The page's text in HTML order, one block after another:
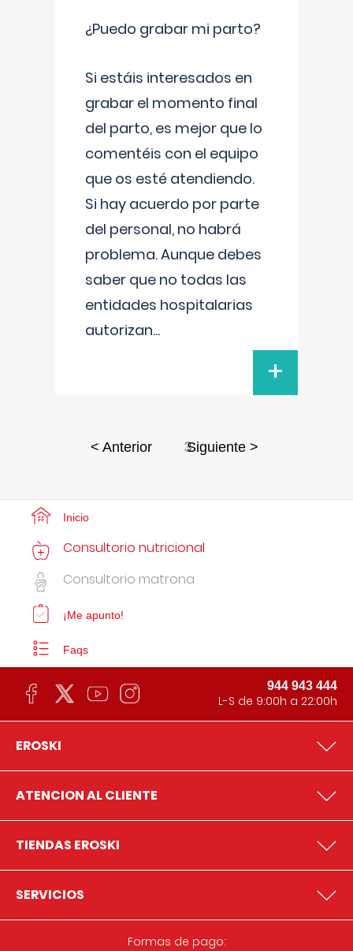
¿Puedo grabar mi parto?
Si estáis interesados en
grabar el momento final
del parto, es mejor que lo
comentéis con el equipo
que os esté atendiendo.
Si hay acuerdo por parte
del personal, no habrá
problema. Aunque debes
saber que no todas las
entidades hospitalarias
autorizan...
+
< Anterior 3Siguiente >
Inicio
Consultorio nutricional
Consultorio matrona
¡Me apunto!
Faqs
944 943 444
L-S de 9:00h a 22:00h
EROSKI
ATENCION AL CLIENTE
TIENDAS EROSKI
SERVICIOS
Formas de pago: